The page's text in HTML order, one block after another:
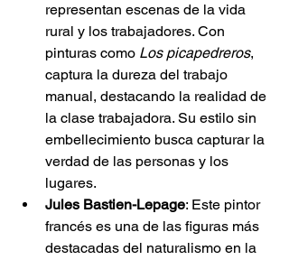
representan escenas de la vida
rural y los trabajadores. Con
pinturas como Los picapedreros,
captura la dureza del trabajo
manual, destacando la realidad de
la clase trabajadora. Su estilo sin
embellecimiento busca capturar la
verdad de las personas y los
lugares.
Jules Bastien-Lepage: Este pintor
francés es una de las figuras más
destacadas del naturalismo en la